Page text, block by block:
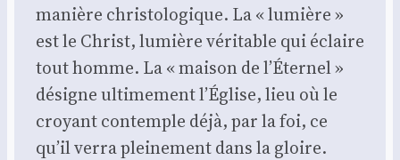
manière chris­to­lo­gique. La « lumière »
est le Christ, lumière véri­table qui éclaire
tout homme. La « mai­son de l’Éternel »
désigne ulti­me­ment l’Église, lieu où le
croyant contemple déjà, par la foi, ce
qu’il ver­ra plei­ne­ment dans la gloire.